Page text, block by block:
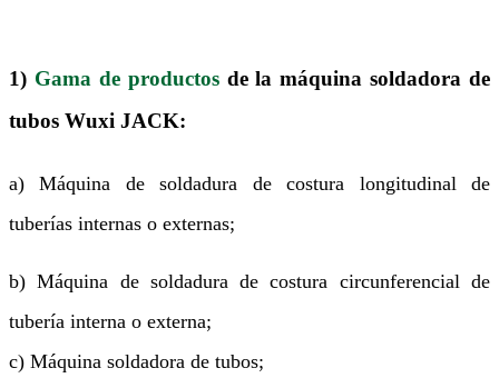
1) Gama de productos de la máquina soldadora de
tubos Wuxi JACK:
a) Máquina de soldadura de costura longitudinal de
tuberías internas o externas;
b) Máquina de soldadura de costura circunferencial de
tubería interna o externa;
c) Máquina soldadora de tubos;